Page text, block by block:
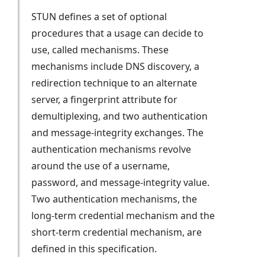
STUN defines a set of optional
procedures that a usage can decide to
use, called mechanisms. These
mechanisms include DNS discovery, a
redirection technique to an alternate
server, a fingerprint attribute for
demultiplexing, and two authentication
and message-integrity exchanges. The
authentication mechanisms revolve
around the use of a username,
password, and message-integrity value.
Two authentication mechanisms, the
long-term credential mechanism and the
short-term credential mechanism, are
defined in this specification.